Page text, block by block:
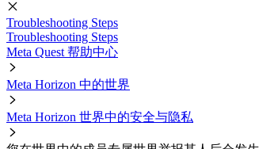
Troubleshooting Steps
Troubleshooting Steps
Meta Quest 帮助中心
Meta Horizon 中的世界
Meta Horizon 世界中的安全与隐私